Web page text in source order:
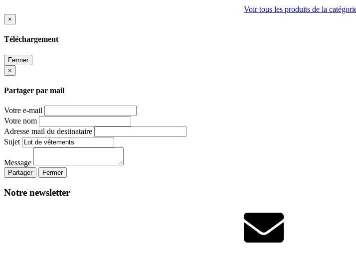
Voir tous les produits de la
×
Téléchargement
Fermer
×
Partager par mail
Votre e-mail
Votre nom
Adresse mail du destinataire
Sujet
Message
Partager Fermer
Notre newsletter